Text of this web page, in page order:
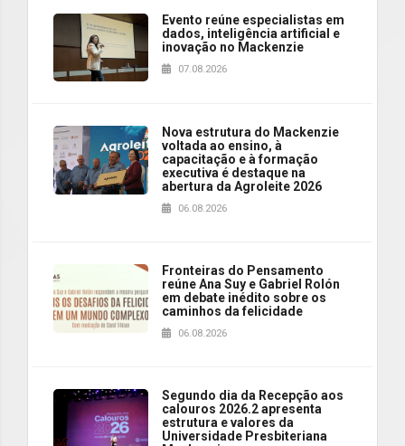
Evento reúne especialistas em
dados, inteligência artificial e
inovação no Mackenzie
07.08.2026
Nova estrutura do Mackenzie
voltada ao ensino, à
capacitação e à formação
executiva é destaque na
abertura da Agroleite 2026
06.08.2026
Fronteiras do Pensamento
reúne Ana Suy e Gabriel Rolón
em debate inédito sobre os
caminhos da felicidade
06.08.2026
Segundo dia da Recepção aos
calouros 2026.2 apresenta
estrutura e valores da
Universidade Presbiteriana